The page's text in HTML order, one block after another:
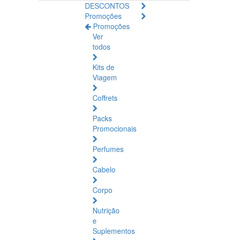
DESCONTOS
Promoções
Promoções
Ver
todos
Kits de
Viagem
Coffrets
Packs
Promocionais
Perfumes
Cabelo
Corpo
Nutrição
e
Suplementos